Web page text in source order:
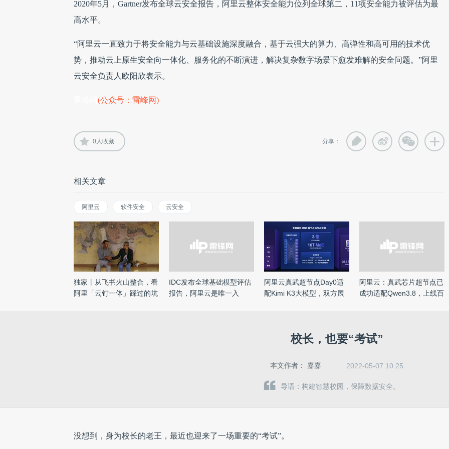
2020年5月，Gartner发布全球云安全报告，阿里云整体安全能力位列全球第二，11项安全能力被评估为最
高水平。
“阿里云一直致力于将安全能力与云基础设施深度融合，基于云强大的算力、高弹性和高可用的技术优
势，推动云上原生安全向一体化、服务化的不断演进，解决复杂数字场景下愈发难解的安全问题。”阿里
云安全负责人欧阳欣表示。
(公众号：雷峰网)
0人收藏 分享：
相关文章
阿里云 软件安全 云安全
独家丨从飞书火山整合，看
阿里「云钉一体」踩过的坑
IDC发布全球基础模型评估
报告，阿里云是唯一入
阿里云真武超节点Day0适
配Kimi K3大模型，双方展
阿里云：真武芯片超节点已
成功适配Qwen3.8，上线百
校长，也要“考试”
本文作者： 嘉嘉 2022-05-07 10:25
导语：构建智慧校园，保障数据安全。
没想到，身为校长的老王，最近也迎来了一场重要的“考试”。